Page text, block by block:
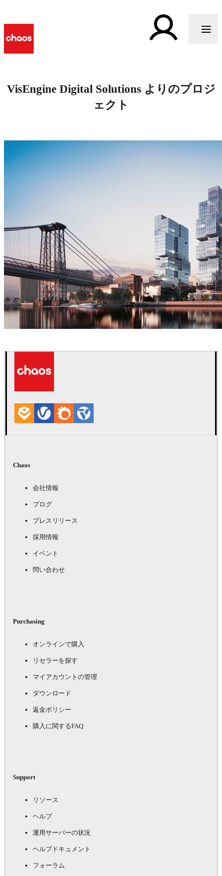
VisEngine Digital Solutions よりのプロジ
ェクト
Chaos
会社情報
ブログ
プレスリリース
採用情報
イベント
問い合わせ
Purchasing
オンラインで購入
リセラーを探す
マイアカウントの管理
ダウンロード
返金ポリシー
購入に関するFAQ
Support
リソース
ヘルプ
運用サーバーの状況
ヘルプドキュメント
フォーラム